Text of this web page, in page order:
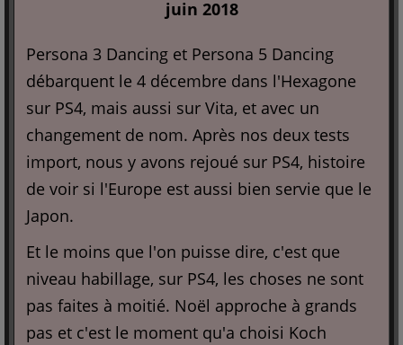
juin 2018
Persona 3 Dancing et Persona 5 Dancing
débarquent le 4 décembre dans l'Hexagone
sur PS4, mais aussi sur Vita, et avec un
changement de nom. Après nos deux tests
import, nous y avons rejoué sur PS4, histoire
de voir si l'Europe est aussi bien servie que le
Japon.
Et le moins que l'on puisse dire, c'est que
niveau habillage, sur PS4, les choses ne sont
pas faites à moitié. Noël approche à grands
pas et c'est le moment qu'a choisi Koch